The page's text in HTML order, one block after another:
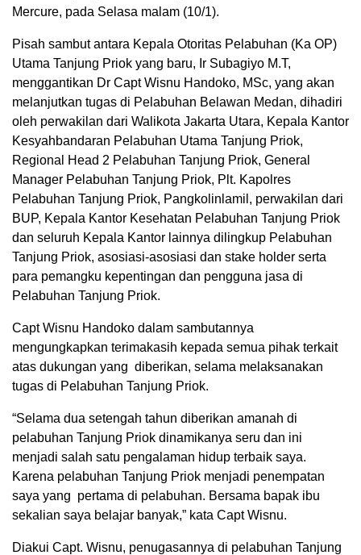
Mercure, pada Selasa malam (10/1).
Pisah sambut antara Kepala Otoritas Pelabuhan (Ka OP)
Utama Tanjung Priok yang baru, Ir Subagiyo M.T,
menggantikan Dr Capt Wisnu Handoko, MSc, yang akan
melanjutkan tugas di Pelabuhan Belawan Medan, dihadiri
oleh perwakilan dari Walikota Jakarta Utara, Kepala Kantor
Kesyahbandaran Pelabuhan Utama Tanjung Priok,
Regional Head 2 Pelabuhan Tanjung Priok, General
Manager Pelabuhan Tanjung Priok, Plt. Kapolres
Pelabuhan Tanjung Priok, Pangkolinlamil, perwakilan dari
BUP, Kepala Kantor Kesehatan Pelabuhan Tanjung Priok
dan seluruh Kepala Kantor lainnya dilingkup Pelabuhan
Tanjung Priok, asosiasi-asosiasi dan stake holder serta
para pemangku kepentingan dan pengguna jasa di
Pelabuhan Tanjung Priok.
Capt Wisnu Handoko dalam sambutannya
mengungkapkan terimakasih kepada semua pihak terkait
atas dukungan yang diberikan, selama melaksanakan
tugas di Pelabuhan Tanjung Priok.
“Selama dua setengah tahun diberikan amanah di
pelabuhan Tanjung Priok dinamikanya seru dan ini
menjadi salah satu pengalaman hidup terbaik saya.
Karena pelabuhan Tanjung Priok menjadi penempatan
saya yang pertama di pelabuhan. Bersama bapak ibu
sekalian saya belajar banyak,” kata Capt Wisnu.
Diakui Capt. Wisnu, penugasannya di pelabuhan Tanjung